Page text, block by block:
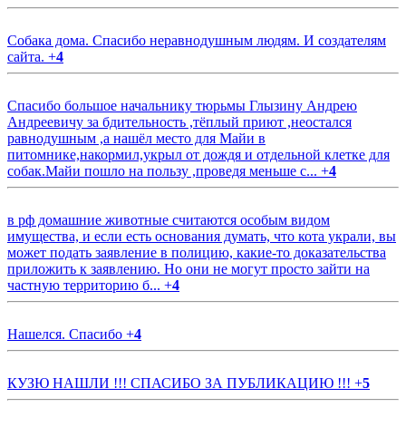
Собака дома. Спасибо неравнодушным людям. И создателям
сайта. +4
Спасибо большое начальнику тюрьмы Глызину Андрею
Андреевичу за бдительность ,тёплый приют ,неостался
равнодушным ,а нашёл место для Майи в
питомнике,накормил,укрыл от дождя и отдельной клетке для
собак.Майи пошло на пользу ,проведя меньше с... +4
в рф домашние животные считаются особым видом
имущества, и если есть основания думать, что кота украли, вы
может подать заявление в полицию, какие-то доказательства
приложить к заявлению. Но они не могут просто зайти на
частную территорию б... +4
Нашелся. Спасибо +4
КУЗЮ НАШЛИ !!! СПАСИБО ЗА ПУБЛИКАЦИЮ !!! +5